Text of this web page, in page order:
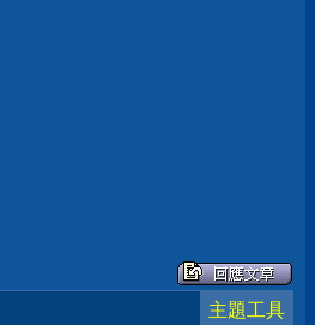
主題工具